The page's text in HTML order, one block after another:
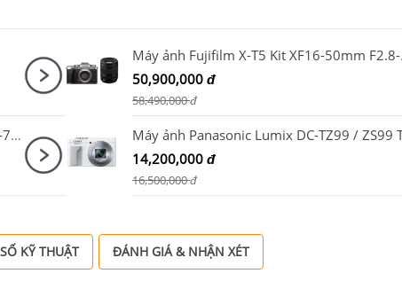
Máy
50,900,000 đ
58,490,000đ
Canon EOS R5 Mark II Body + Canon RF 28-70mm F2.8 IS STM
14,200,000 đ
16,500,000đ
KỸ THUẬT ĐÁNH GIÁ & NHẬN XÉT